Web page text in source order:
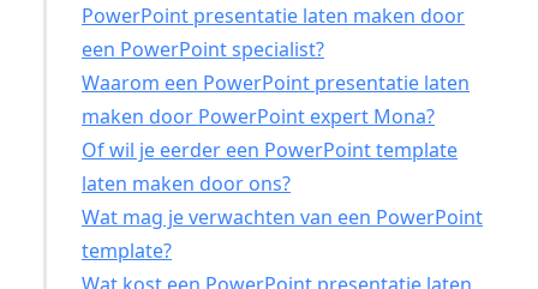
PowerPoint presentatie laten maken door
een PowerPoint specialist?
Waarom een PowerPoint presentatie laten
maken door PowerPoint expert Mona?
Of wil je eerder een PowerPoint template
laten maken door ons?
Wat mag je verwachten van een PowerPoint
template?